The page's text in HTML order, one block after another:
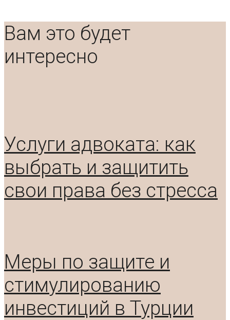
Вам это будет
интересно
Услуги адвоката: как
выбрать и защитить
свои права без стресса
Меры по защите и
стимулированию
инвестиций в Турции